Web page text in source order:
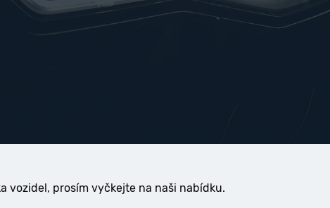
vozidel, prosím vyčkejte na naši nabídku.